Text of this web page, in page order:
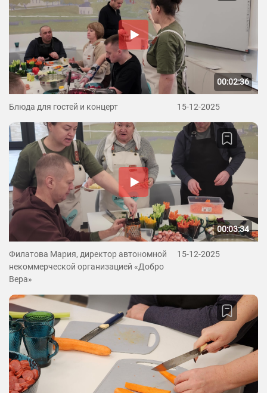
00:02:36
Блюда для гостей и концерт 15-12-2025
00:03:34
Филатова Мария, директор автономной
некоммерческой организацией «Добро
Вера»
15-12-2025